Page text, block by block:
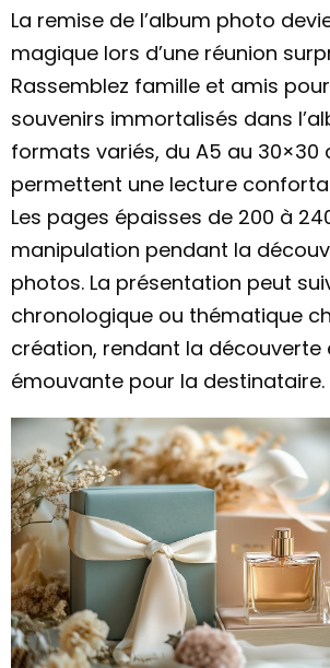
La remise de l’album photo
magique lors d’une réunion
Rassemblez famille et amis
souvenirs immortalisés dans
formats variés, du A5 au 30×30
permettent une lecture
Les pages épaisses de 200 à
manipulation pendant la
photos. La présentation peut
chronologique ou thématique
création, rendant la découverte
émouvante pour la destinataire.